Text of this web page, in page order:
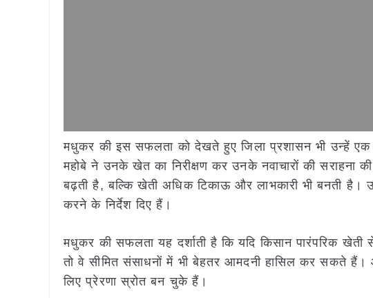
मधुकर की इस सफलता को देखते हुए जिला प्रशासन भी उन्हें
महोबे ने उनके खेत का निरीक्षण कर उनके नवाचारों की
बढ़ती है, बल्कि खेती अधिक टिकाऊ और लाभकारी भी बनती है।
करने के निर्देश दिए हैं।
मधुकर की सफलता यह दर्शाती है कि यदि किसान पारंपरिक
तो वे सीमित संसाधनों में भी बेहतर आमदनी हासिल कर सकते
लिए प्रेरणा स्रोत बन चुके हैं।